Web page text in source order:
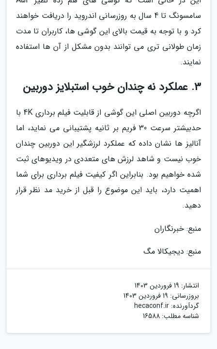
سامسونگ تا 4 سال به روزرسانی اندروید را دریافت خواهند
کرد و با توجه به قیمت بالای این گوشی ها، کاربران تا مدت
زمان طولانی تری می توانند بدون مشکل از آن ها استفاده
نمایند.
3. عملکرد نه چندان خوب استبلایز دوربین
اگرچه دوربین اصلی این گوشی از قابلیت فیلم برداری 4K با
حدبیشتر سرعت 30 فریم بر ثانیه پشتیبانی می نماید، اما
آنالیز ها نشان داده که عملکرد لرزشگیر این دوربین چندان
خوب نیست و شاهد لرزش های متعددی در ویدیوهای ثبت
شده خواهیم بود. بنابراین اگر کیفیت فیلم برداری برای شما
اهمیت دارد، باید این موضوع را قبل از خرید مد نظر قرار
دهید.
منبع: خبرنگاران
منبع: دیجیکالا مگ
انتشار: 19 فروردین 1403
بروزرسانی: 19 فروردین 1403
گردآورنده: hecaconf.ir
شناسه مطلب: 16588